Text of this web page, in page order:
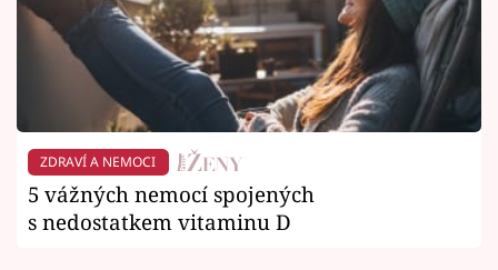
ZDRAVÍ A NEMOCI
5 vážných nemocí spojených
s nedostatkem vitaminu D